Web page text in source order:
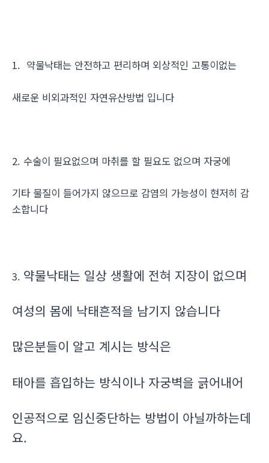
1. 약물낙태는 안전하고 편리하며 외상적인 고통이없는
새로운 비외과적인 자연유산방법 입니다
2. 수술이 필요없으며 마취를 할 필요도 없으며 자궁에
기타 물질이 들어가지 않으므로 감염의 가능성이 현저히 감
소합니다
3. 약물낙태는 일상 생활에 전혀 지장이 없으며
여성의 몸에 낙태흔적을 남기지 않습니다
많은분들이 알고 계시는 방식은
태아를 흡입하는 방식이나 자궁벽을 긁어내어
인공적으로 임신중단하는 방법이 아닐까하는데
요.